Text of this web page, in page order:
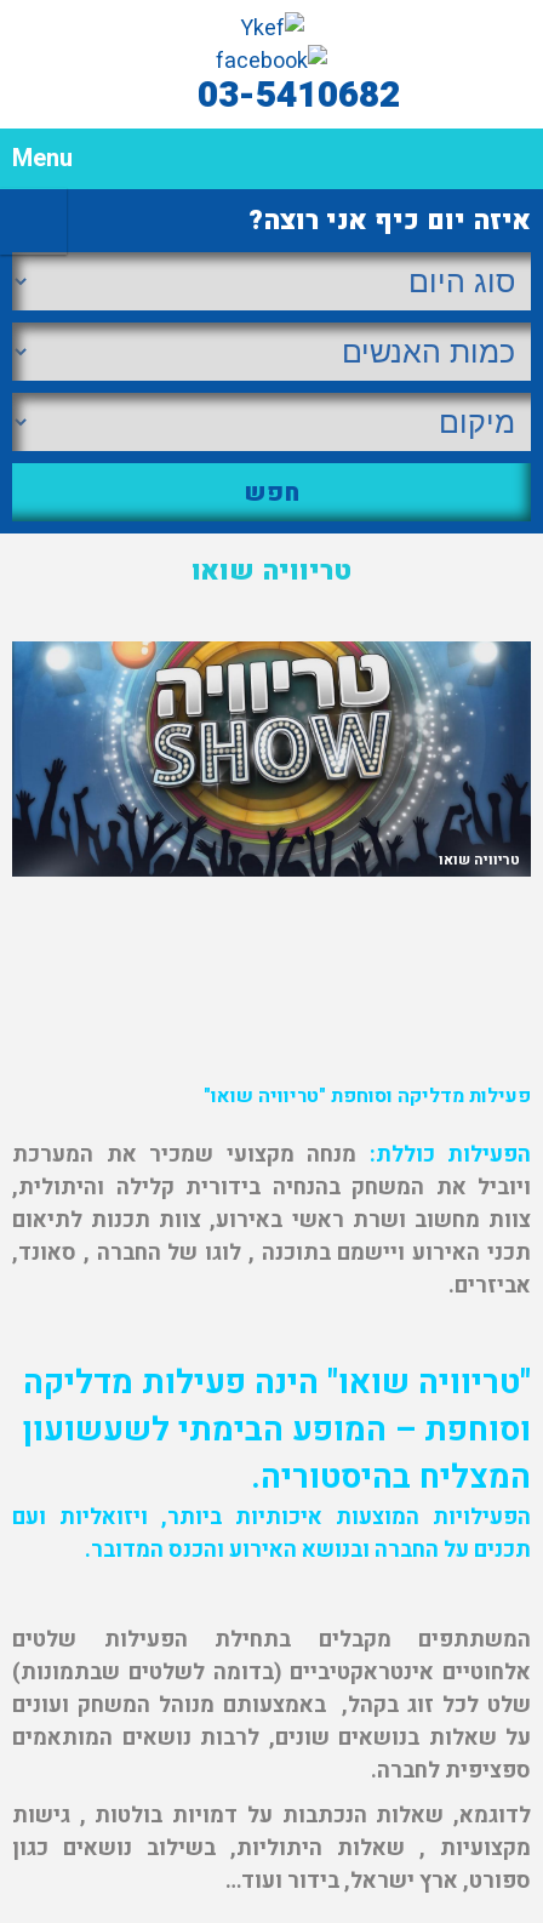
03-5410682
Menu
איזה יום כיף אני רוצה?
טריוויה שואו
טריוויה שואו
פעילות מדליקה וסוחפת "טריוויה שואו"
הפעילות כוללת: מנחה מקצועי שמכיר את המערכת
ויוביל את המשחק בהנחיה בידורית קלילה והיתולית,
צוות מחשוב ושרת ראשי באירוע, צוות תכנות לתיאום
תכני האירוע ויישמם בתוכנה , לוגו של החברה , סאונד,
אביזרים.
"טריוויה שואו" הינה פעילות מדליקה
וסוחפת – המופע הבימתי לשעשועון
המצליח בהיסטוריה.
הפעילויות המוצעות איכותיות ביותר, ויזואליות ועם
תכנים על החברה ובנושא האירוע והכנס המדובר.
המשתתפים מקבלים בתחילת הפעילות שלטים
אלחוטיים אינטראקטיביים (בדומה לשלטים שבתמונות)
שלט לכל זוג בקהל, באמצעותם מנוהל המשחק ועונים
על שאלות בנושאים שונים, לרבות נושאים המותאמים
ספציפית לחברה.
לדוגמא, שאלות הנכתבות על דמויות בולטות , גישות
מקצועיות , שאלות היתוליות, בשילוב נושאים כגון
ספורט, ארץ ישראל, בידור ועוד…